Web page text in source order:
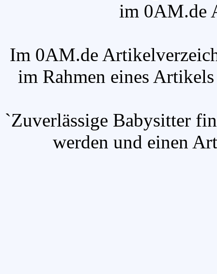
im 0AM.de
Im 0AM.de
im Rahmen eines
`Zuverlässige Babysitter
werden und einen